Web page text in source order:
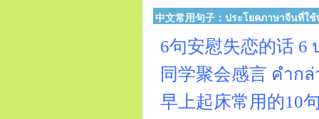
中文常用句子：ประโยคภาษาจีนที่
6句安慰失恋的话
同学聚会感言 คำก
早上起床常用的10